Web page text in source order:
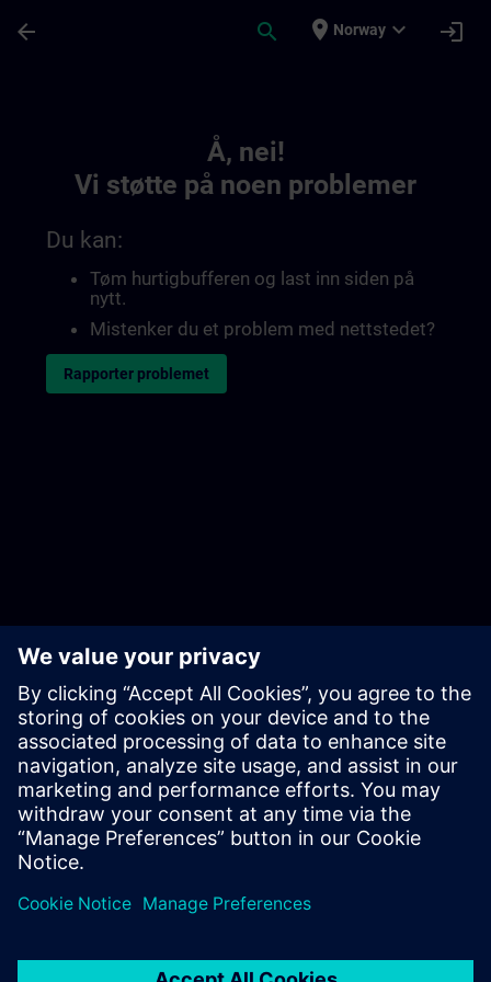
arrow_back search place Norway expand_more login
Å, nei!
Vi støtte på noen problemer
Du kan:
Tøm hurtigbufferen og last inn siden på
nytt.
Mistenker du et problem med nettstedet?
Rapporter problemet